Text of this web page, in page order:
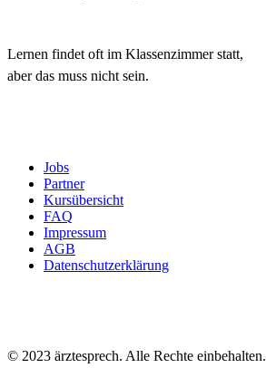
Lernen findet oft im Klassenzimmer statt,
aber das muss nicht sein.
Jobs
Partner
Kursübersicht
FAQ
Impressum
AGB
Datenschutzerklärung
© 2023 ärztesprech. Alle Rechte einbehalten.